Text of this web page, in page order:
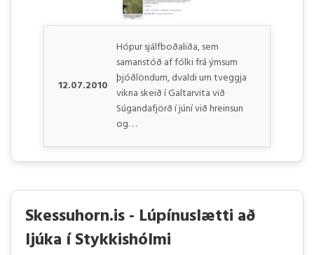
12.07.2010
Hópur sjálfboðaliða, sem
samanstóð af fólki frá ýmsum
þjóðlöndum, dvaldi um tveggja
vikna skeið í Galtarvita við
Súgandafjörð í júní við hreinsun
og. . .
Skessuhorn.is - Lúpínuslætti að
ljúka í Stykkishólmi